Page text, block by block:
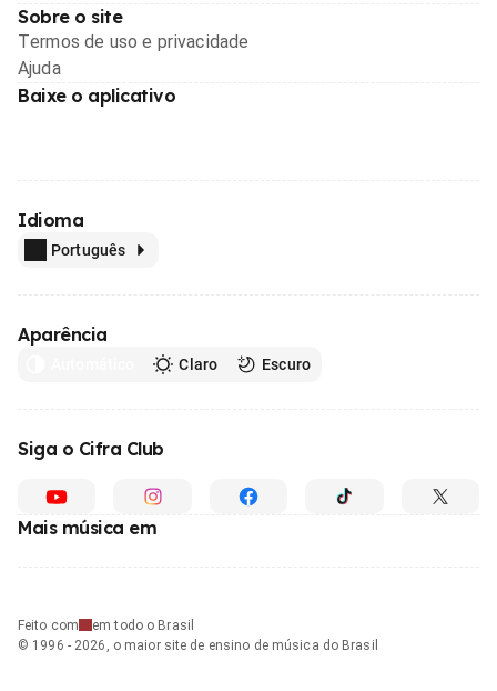
Sobre o site
Termos de uso e privacidade
Ajuda
Baixe o aplicativo
Idioma
Português
Aparência
Claro Escuro
Siga o Cifra Club
Mais música em
Feito com
em todo o Brasil
© 1996 - 2026, o maior site de ensino de música do Brasil